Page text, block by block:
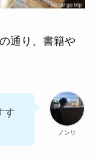
通り、書籍や
ノンリ
す